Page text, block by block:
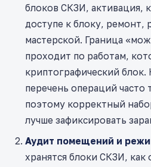
блоков СКЗИ, активация,
доступе к блоку, ремонт,
мастерской. Граница
проходит по работам,
криптографический блок.
перечень операций
поэтому корректный
лучше зафиксировать
Аудит помещений и
хранятся блоки СКЗИ, как